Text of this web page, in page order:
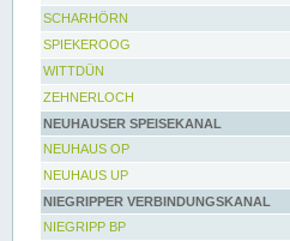
SCHARHÖRN
SPIEKEROOG
WITTDÜN
ZEHNERLOCH
NEUHAUSER SPEISEKANAL
NEUHAUS OP
NEUHAUS UP
NIEGRIPPER VERBINDUNGSKANAL
NIEGRIPP BP